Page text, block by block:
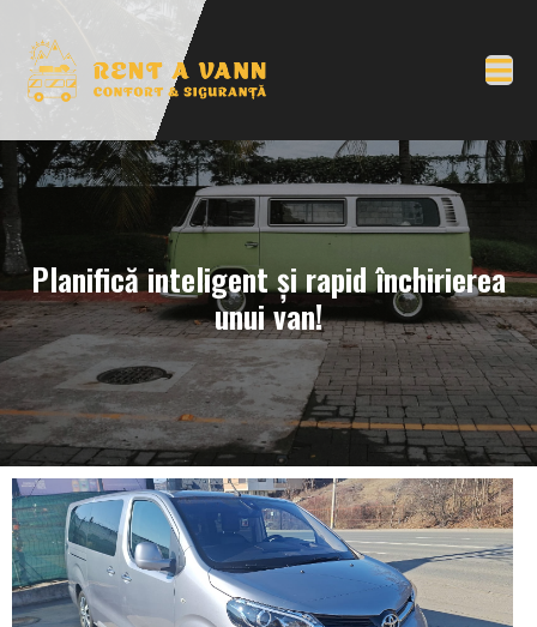
Planifică inteligent și rapid închirierea
unui van!